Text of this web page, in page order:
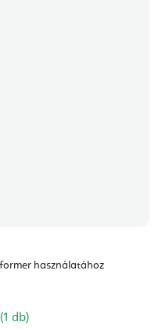
használatához
(1 db)